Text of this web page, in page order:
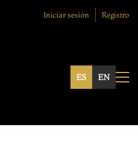
Iniciar sesión Registro
ES EN